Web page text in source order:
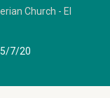
Church - El
7/20